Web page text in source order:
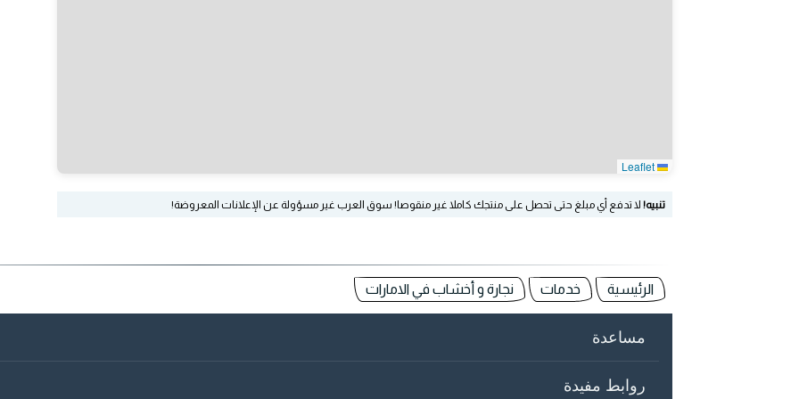
تنبيه! لا تدفع أي مبلغ حتى تحصل على منتجك كاملا غير منقوصا! سوق العرب غير مسؤولة عن الإعلانات المعروضة!
الرئيسية خدمات نجارة و أخشاب في الامارات
مساعدة
روابط مفيدة